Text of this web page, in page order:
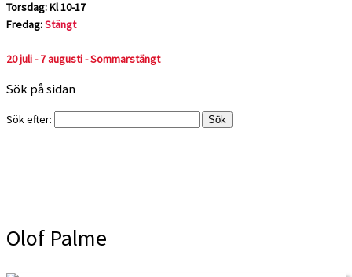
Torsdag: Kl 10-17
Fredag:Stängt
20 juli - 7 augusti - Sommarstängt
Sök på sidan
Sök efter:
Olof Palme